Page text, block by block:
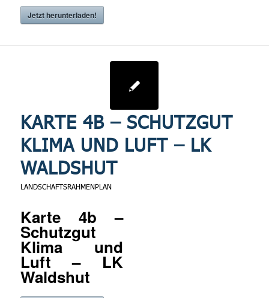
Jetzt herunterladen!
KARTE 4B – SCHUTZGUT
KLIMA UND LUFT – LK
WALDSHUT
LANDSCHAFTSRAHMENPLAN
Karte 4b –
Schutzgut
Klima und
Luft – LK
Waldshut